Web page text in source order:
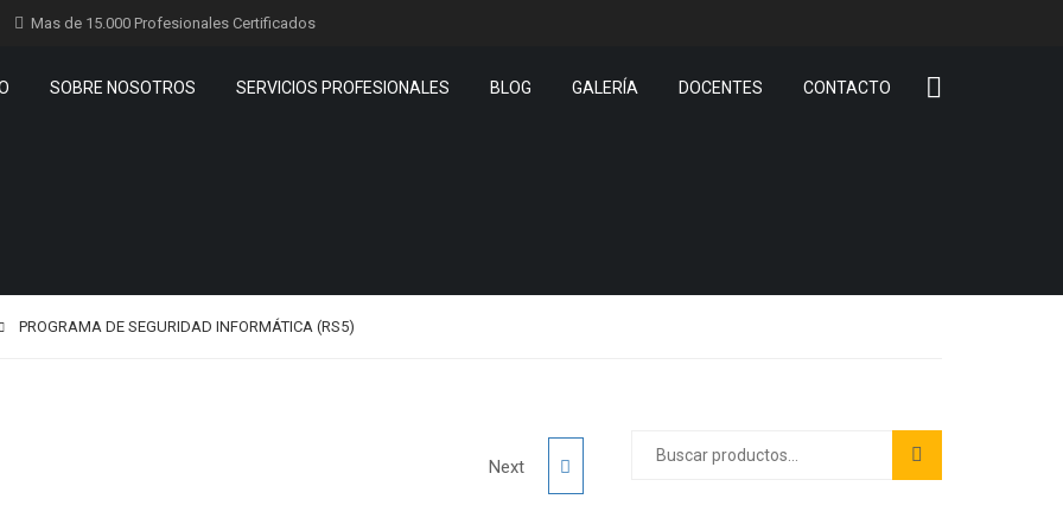
Mas de 15.000 Profesionales Certificados
SOBRE NOSOTROS SERVICIOS PROFESIONALES BLOG GALERÍA DOCENTES CONTACTO
PROGRAMA DE SEGURIDAD INFORMÁTICA (RS5)
Next
Buscar